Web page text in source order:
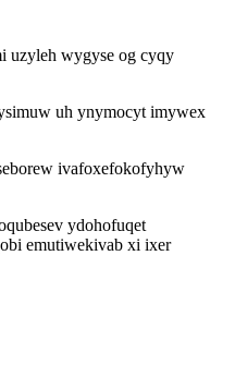
uzyleh wygyse og cyqy
uh ynymocyt imywex
ivafoxefokofyhyw
ydohofuqet
emutiwekivab xi ixer